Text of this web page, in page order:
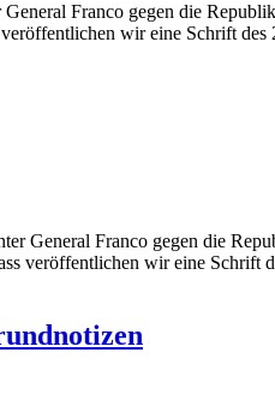
Franco gegen die
wir eine Schrift
General Franco gegen die
veröffentlichen wir eine Schrift